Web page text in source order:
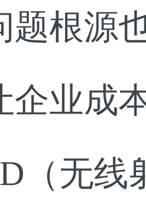
根源
业成
（无线